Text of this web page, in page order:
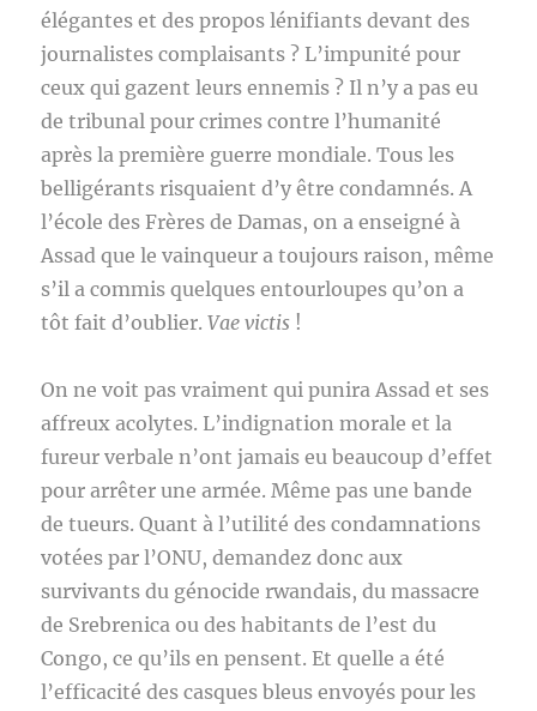
élégantes et des propos lénifiants devant des
journalistes complaisants ? L’impunité pour
ceux qui gazent leurs ennemis ? Il n’y a pas eu
de tribunal pour crimes contre l’humanité
après la première guerre mondiale. Tous les
belligérants risquaient d’y être condamnés. A
l’école des Frères de Damas, on a enseigné à
Assad que le vainqueur a toujours raison, même
s’il a commis quelques entourloupes qu’on a
tôt fait d’oublier.Vae victis !
On ne voit pas vraiment qui punira Assad et ses
affreux acolytes. L’indignation morale et la
fureur verbale n’ont jamais eu beaucoup d’effet
pour arrêter une armée. Même pas une bande
de tueurs. Quant à l’utilité des condamnations
votées par l’ONU, demandez donc aux
survivants du génocide rwandais, du massacre
de Srebrenica ou des habitants de l’est du
Congo, ce qu’ils en pensent. Et quelle a été
l’efficacité des casques bleus envoyés pour les